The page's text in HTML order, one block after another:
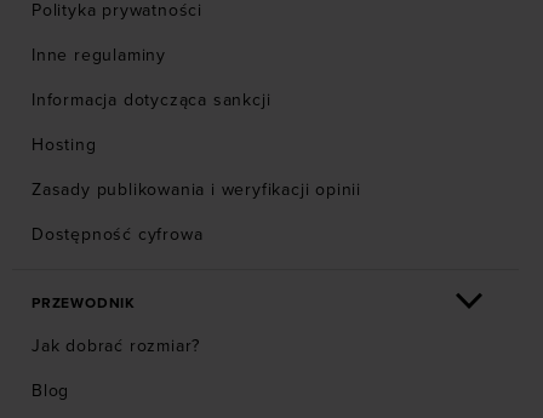
Polityka prywatności
Inne regulaminy
Informacja dotycząca sankcji
Hosting
Zasady publikowania i weryfikacji opinii
Dostępność cyfrowa
PRZEWODNIK
Jak dobrać rozmiar?
Blog